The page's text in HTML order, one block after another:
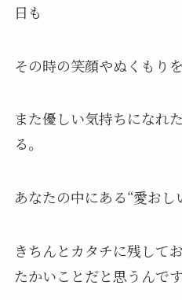
日も
その時の笑顔やぬくもり
また優しい気持ちになれ
る。
あなたの中にある“愛おし
きちんとカタチに残して
たかいことだと思うんです